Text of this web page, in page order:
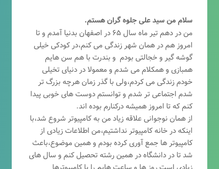
سلام من سید علی جلوه گران هستم.
من در دهم تیر ماه سال ۶۵ در اصفهان بدنیا آمدم و تا
امروز هم در همان شهر زندگی می کنم،در کودکی خیلی
گوشه گیر و خجالتی بودم و بندرت با هم سن هایم
همبازی و همکلام می شدم و معمولا در دنیای تخیلی
خودم زندگی می کردم،ولی با گذر زمان هرچه بزرگ تر
شدم اجتماعی تر شدم و توانستم دوست های خوبی پیدا
کنم که تا امروز همیشه درکنارم بوده اند.
از همان نوجوانی علاقه زیاد من به کامپیوتر شروع شد،با
اینکه در خانه کامپیوتر نداشتیم،من اطلاعات زیادی از
کامپیوتر ها جمع آوری کرده بودم و همین موضوع،باعث
شد تا در دانشگاه در همین رشته تحصیل کنم و سال های